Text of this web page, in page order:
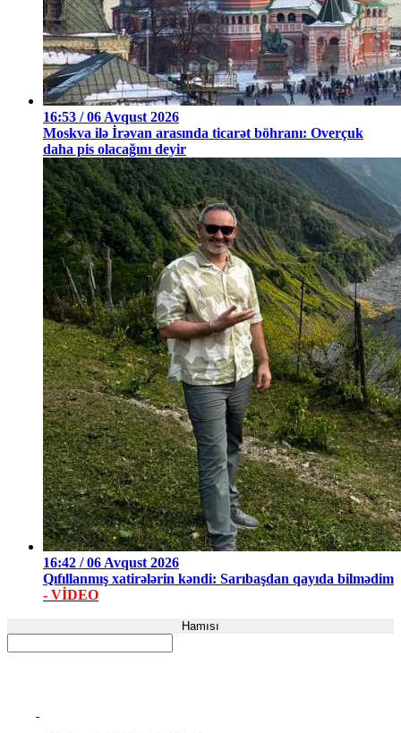
16:53 / 06 Avqust 2026
Moskva ilə İrəvan arasında ticarət böhranı: Overçuk
daha pis olacağını deyir
16:42 / 06 Avqust 2026
Qıfıllanmış xatirələrin kəndi: Sarıbaşdan qayıda bilmədim
- VİDEO
Hamısı